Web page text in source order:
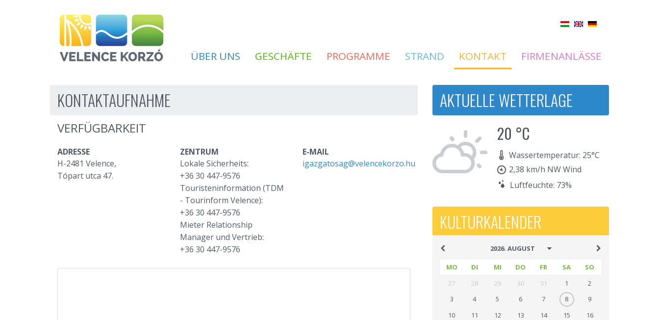
ÜBER UNS GESCHÄFTE PROGRAMME STRAND KONTAKT FIRMENANLÄSSE
KONTAKTAUFNAHME
VERFÜGBARKEIT
ADRESSE
H-2481 Velence,
Tópart utca 47.
ZENTRUM
Lokale Sicherheits:
+36 30 447-9576
Touristeninformation (TDM
- Tourinform Velence):
+36 30 447-9576
Mieter Relationship
Manager und Vertrieb:
+36 30 447-9576
E-MAIL
igazgatosag@velencekorzo.hu
AKTUELLE WETTERLAGE
20 °C
Wassertemperatur: 25°C
2,38 km/h NW Wind
Luftfeuchte: 73%
KULTURKALENDER
MO DI MI DO FR SA
SO
27
28 29 30 31 1
2
3
4 5 6 7 8
9
10
11 12 13 14 15
16